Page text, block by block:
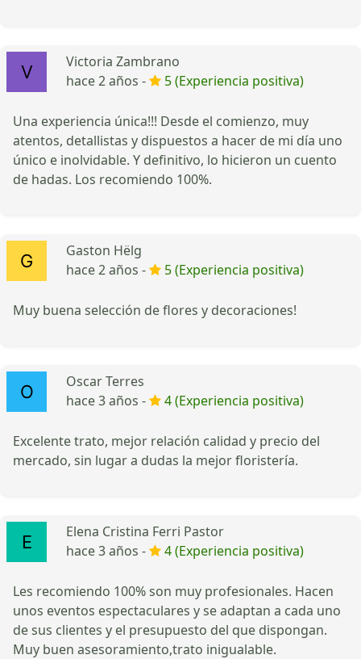
Victoria Zambrano
hace 2 años -
5 (Experiencia positiva)
Una experiencia única!!! Desde el comienzo, muy
atentos, detallistas y dispuestos a hacer de mi día uno
único e inolvidable. Y definitivo, lo hicieron un cuento
de hadas. Los recomiendo 100%.
Gaston Hëlg
hace 2 años -
5 (Experiencia positiva)
Muy buena selección de flores y decoraciones!
Oscar Terres
hace 3 años -
4 (Experiencia positiva)
Excelente trato, mejor relación calidad y precio del
mercado, sin lugar a dudas la mejor floristería.
Elena Cristina Ferri Pastor
hace 3 años -
4 (Experiencia positiva)
Les recomiendo 100% son muy profesionales. Hacen
unos eventos espectaculares y se adaptan a cada uno
de sus clientes y el presupuesto del que dispongan.
Muy buen asesoramiento,trato inigualable.